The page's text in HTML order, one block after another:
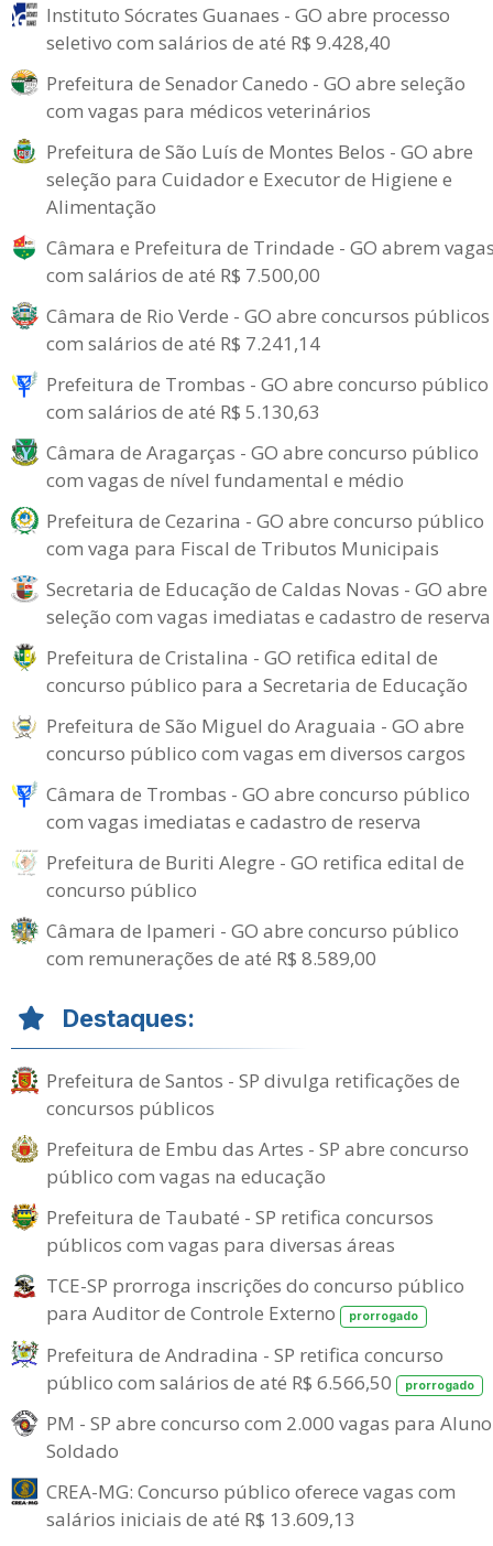
Instituto Sócrates Guanaes - GO abre processo
seletivo com salários de até R$ 9.428,40
Prefeitura de Senador Canedo - GO abre seleção
com vagas para médicos veterinários
Prefeitura de São Luís de Montes Belos - GO abre
seleção para Cuidador e Executor de Higiene e
Alimentação
Câmara e Prefeitura de Trindade - GO abrem
com salários de até R$ 7.500,00
Câmara de Rio Verde - GO abre concursos públicos
com salários de até R$ 7.241,14
Prefeitura de Trombas - GO abre concurso público
com salários de até R$ 5.130,63
Câmara de Aragarças - GO abre concurso público
com vagas de nível fundamental e médio
Prefeitura de Cezarina - GO abre concurso público
com vaga para Fiscal de Tributos Municipais
Secretaria de Educação de Caldas Novas - GO abre
seleção com vagas imediatas e cadastro de reserva
Prefeitura de Cristalina - GO retifica edital de
concurso público para a Secretaria de Educação
Prefeitura de São Miguel do Araguaia - GO abre
concurso público com vagas em diversos cargos
Câmara de Trombas - GO abre concurso público
com vagas imediatas e cadastro de reserva
Prefeitura de Buriti Alegre - GO retifica edital de
concurso público
Câmara de Ipameri - GO abre concurso público
com remunerações de até R$ 8.589,00
Destaques:
Prefeitura de Santos - SP divulga retificações de
concursos públicos
Prefeitura de Embu das Artes - SP abre concurso
público com vagas na educação
Prefeitura de Taubaté - SP retifica concursos
públicos com vagas para diversas áreas
TCE-SP prorroga inscrições do concurso público
para Auditor de Controle Externo
prorrogado
Prefeitura de Andradina - SP retifica concurso
público com salários de até R$ 6.566,50
prorrogado
PM - SP abre concurso com 2.000 vagas para
Soldado
CREA-MG: Concurso público oferece vagas com
salários iniciais de até R$ 13.609,13